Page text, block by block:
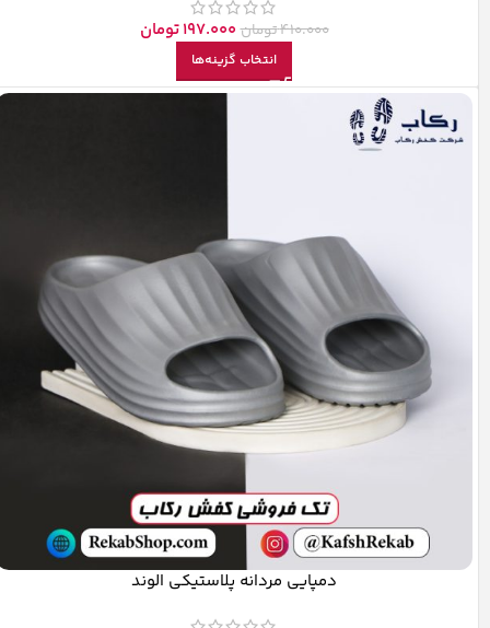
410.000تومان 197.000تومان
انتخاب گزینه‌ها
دمپایی مردانه پلاستیکی الوند